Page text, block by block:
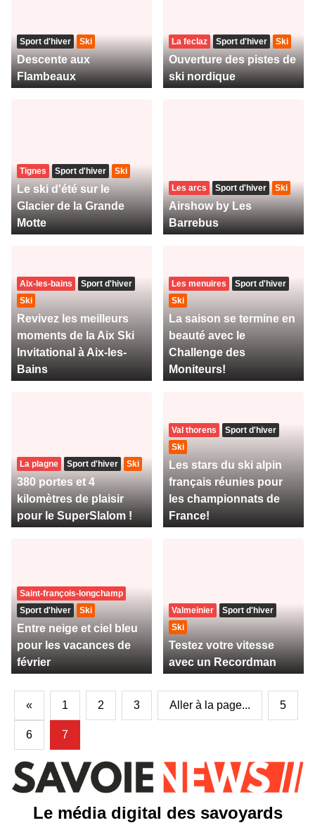
Sport d'hiver Ski
Descente aux
Flambeaux
La feclaz Sport d'hiver Ski
Ouverture des pistes de
ski nordique
Tignes Sport d'hiver Ski
Le ski d'été sur le
Glacier de la Grande
Motte
Les arcs Sport d'hiver Ski
Airshow by Les
Barrebus
Aix-les-bains
Sport d'hiver
Ski
Revivez les meilleurs
moments de la Aix Ski
Invitational à Aix-les-
Bains
Les menuires
Sport d'hiver
Ski
La saison se termine en
beauté avec le
Challenge des
Moniteurs!
La plagne Sport d'hiver Ski
380 portes et 4
kilomètres de plaisir
pour le SuperSlalom !
Val thorens
Sport d'hiver
Ski
Les stars du ski alpin
français réunies pour
les championnats de
France!
Saint-françois-longchamp
Sport d'hiver
Ski
Entre neige et ciel bleu
pour les vacances de
février
Valmeinier
Sport d'hiver
Ski
Testez votre vitesse
avec un Recordman
« 1 2 3 Aller à la page... 5
6 7
Le média digital des savoyards